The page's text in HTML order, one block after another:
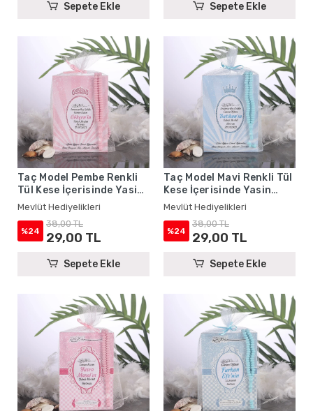
Sepete Ekle Sepete Ekle
Taç Model Pembe Renkli
Tül Kese İçerisinde Yasin
Kitabı ve Tesbih - Mevlüt
Hediyelikleri
Mevlüt Hediyelikleri
%24
38,00 TL
29,00 TL
Sepete Ekle
Taç Model Mavi Renkli Tül
Kese İçerisinde Yasin
Kitabı ve Tesbih - Mevlüt
Hediyelikleri
Mevlüt Hediyelikleri
%24
38,00 TL
29,00 TL
Sepete Ekle